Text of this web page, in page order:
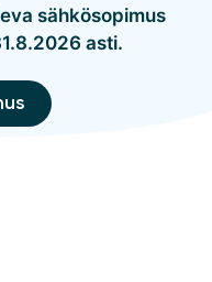
sähkösopimus
asti.